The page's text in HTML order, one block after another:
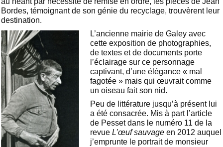
Bordes, témoignant de son génie du recyclage, trouvèrent leur
destination.
L’ancienne mairie de Galey avec
cette exposition de photographies,
de textes et de documents porte
l’éclairage sur ce personnage
captivant, d’une élégance « mal
fagotée » mais qui œuvrait comme
un oiseau fait son nid.
Peu de littérature jusqu’à présent lui
a été consacrée. Mis à part l’article
de Pesset dans le numéro 11 de la
revueL’œuf sauvage en 2012 auquel
j’emprunte le portrait de monsieur